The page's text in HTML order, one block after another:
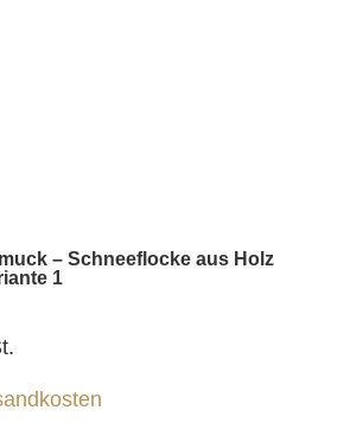
– Schneeflocke aus Holz
1